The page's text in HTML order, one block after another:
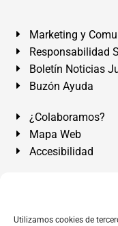
Utilizamos cookies de
Marketing y
Responsabilidad
Boletín Noticias
Buzón Ayuda
¿Colaboramos?
Mapa Web
Accesibilidad
Álvarez Abogados
de Tenerife. Islas